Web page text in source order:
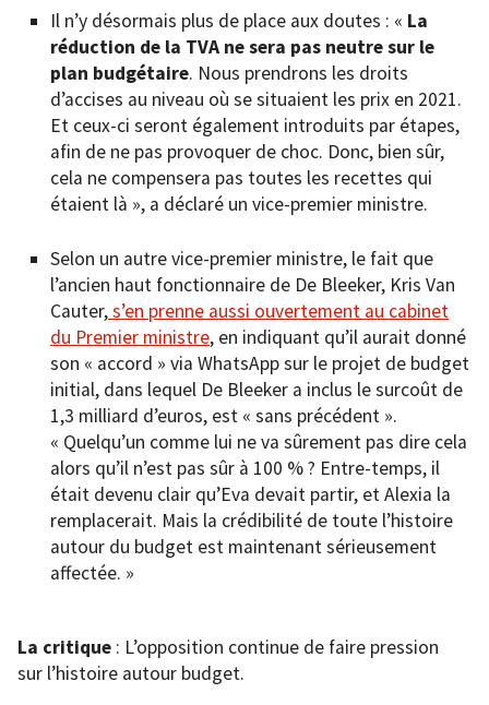
Il n’y désormais plus de place aux doutes : « La
réduction de la TVA ne sera pas neutre sur le
plan budgétaire. Nous prendrons les droits
d’accises au niveau où se situaient les prix en 2021.
Et ceux-ci seront également introduits par étapes,
afin de ne pas provoquer de choc. Donc, bien sûr,
cela ne compensera pas toutes les recettes qui
étaient là », a déclaré un vice-premier ministre.
Selon un autre vice-premier ministre, le fait que
l’ancien haut fonctionnaire de De Bleeker, Kris Van
Cauter,s’en prenne aussi ouvertement au cabinet
du Premier ministre, en indiquant qu’il aurait donné
son « accord » via WhatsApp sur le projet de budget
initial, dans lequel De Bleeker a inclus le surcoût de
1,3 milliard d’euros, est « sans précédent ».
« Quelqu’un comme lui ne va sûrement pas dire cela
alors qu’il n’est pas sûr à 100 % ? Entre-temps, il
était devenu clair qu’Eva devait partir, et Alexia la
remplacerait. Mais la crédibilité de toute l’histoire
autour du budget est maintenant sérieusement
affectée. »
La critique : L’opposition continue de faire pression
sur l’histoire autour budget.